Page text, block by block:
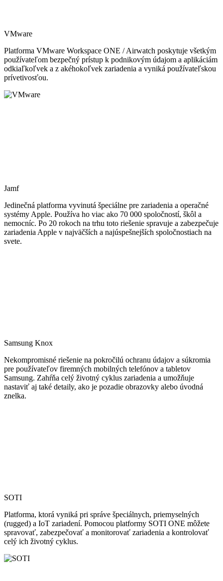
VMware
Platforma VMware Workspace ONE / Airwatch poskytuje všetkým
používateľom bezpečný prístup k podnikovým údajom a aplikáciám
odkiaľkoľvek a z akéhokoľvek zariadenia a vyniká používateľskou
prívetivosťou.
Jamf
Jedinečná platforma vyvinutá špeciálne pre zariadenia a operačné
systémy Apple. Používa ho viac ako 70 000 spoločností, škôl a
nemocníc. Po 20 rokoch na trhu toto riešenie spravuje a zabezpečuje
zariadenia Apple v najväčších a najúspešnejších spoločnostiach na
svete.
Samsung Knox
Nekompromisné riešenie na pokročilú ochranu údajov a súkromia
pre používateľov firemných mobilných telefónov a tabletov
Samsung. Zahŕňa celý životný cyklus zariadenia a umožňuje
nastaviť aj také detaily, ako je pozadie obrazovky alebo úvodná
znelka.
SOTI
Platforma, ktorá vyniká pri správe špeciálnych, priemyselných
(rugged) a IoT zariadení. Pomocou platformy SOTI ONE môžete
spravovať, zabezpečovať a monitorovať zariadenia a kontrolovať
celý ich životný cyklus.